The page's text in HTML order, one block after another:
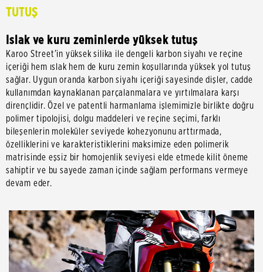
TUTUŞ
Islak ve kuru zeminlerde yüksek tutuş
Karoo Street’in yüksek silika ile dengeli karbon siyahı ve reçine
içeriği hem ıslak hem de kuru zemin koşullarında yüksek yol tutuş
sağlar. Uygun oranda karbon siyahı içeriği sayesinde dişler, cadde
kullanımdan kaynaklanan parçalanmalara ve yırtılmalara karşı
dirençlidir. Özel ve patentli harmanlama işlemimizle birlikte doğru
polimer tipolojisi, dolgu maddeleri ve reçine seçimi, farklı
bileşenlerin moleküler seviyede kohezyonunu arttırmada,
özelliklerini ve karakteristiklerini maksimize eden polimerik
matrisinde eşsiz bir homojenlik seviyesi elde etmede kilit öneme
sahiptir ve bu sayede zaman içinde sağlam performans vermeye
devam eder.